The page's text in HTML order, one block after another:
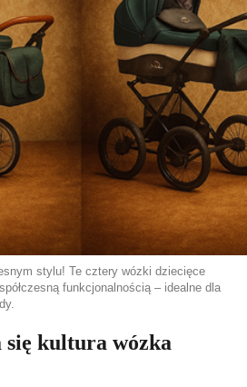
stylu! Te cztery wózki dziecięce
funkcjonalnością – idealne dla
się kultura wózka